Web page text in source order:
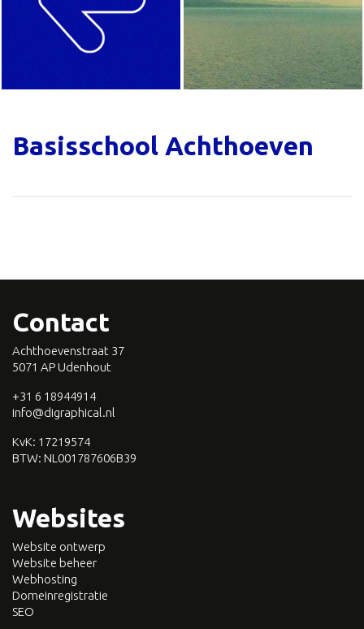
Basisschool Achthoeven
Contact
Achthoevenstraat 37
5071 AP Udenhout
+31 6 18944914
info@digraphical.nl
KvK: 17219574
BTW: NL001787606B39
Websites
Website ontwerp
Website beheer
Webhosting
Domeinregistratie
SEO